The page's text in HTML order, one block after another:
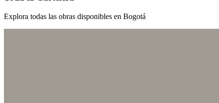
Explora todas las obras disponibles en Bogotá